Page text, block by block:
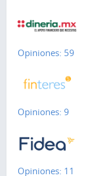
Opiniones: 59
Opiniones: 9
Opiniones: 11